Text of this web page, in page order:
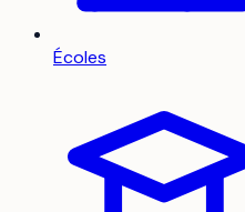
Écoles